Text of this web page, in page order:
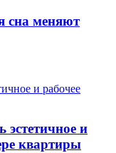
сна меняют
и
квартиры